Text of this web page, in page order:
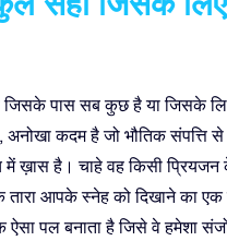
जिसके पास सब कुछ है या जिसके
अनोखा कदम है जो भौतिक संपत्ति
ख़ास है। चाहे वह किसी प्रियजन के
तारा आपके स्नेह को दिखाने का
ऐसा पल बनाता है जिसे वे हमेशा